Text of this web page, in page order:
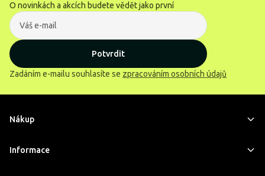
O novinkách a akcích budete vědět jako první
Potvrdit
Zadáním e-mailu souhlasíte se zpracováním osobních údajů
Nákup
Informace